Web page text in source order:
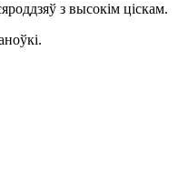
з высокім ціскам.